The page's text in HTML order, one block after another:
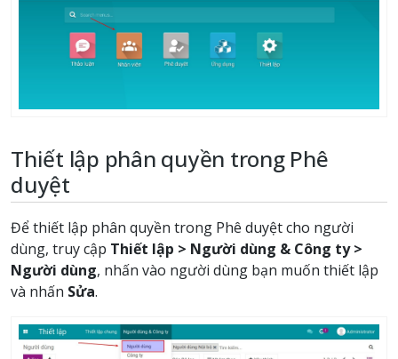
Thiết lập phân quyền trong Phê
duyệt
Để thiết lập phân quyền trong Phê duyệt cho người
dùng, truy cập Thiết lập > Người dùng & Công ty >
Người dùng, nhấn vào người dùng bạn muốn thiết lập
và nhấn Sửa.